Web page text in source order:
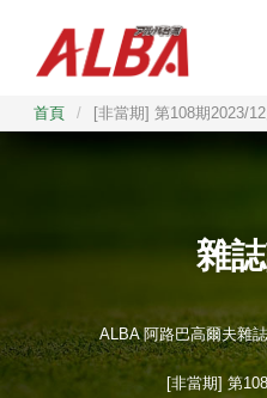
首頁 / [非當期] 第108期2023/
雜
ALBA 阿路巴高爾夫雜誌
[非當期] 第